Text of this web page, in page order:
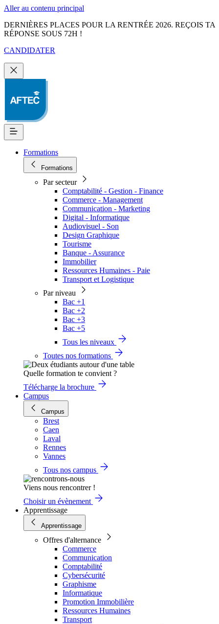
Aller au contenu principal
DERNIÈRES PLACES POUR LA RENTRÉE 2026. REÇOIS TA
RÉPONSE SOUS 72H !
CANDIDATER
Formations
Formations
Par secteur
Comptabilité - Gestion - Finance
Commerce - Management
Communication - Marketing
Digital - Informatique
Audiovisuel - Son
Design Graphique
Tourisme
Banque - Assurance
Immobilier
Ressources Humaines - Paie
Transport et Logistique
Par niveau
Bac +1
Bac +2
Bac +3
Bac +5
Tous les niveaux
Toutes nos formations
Quelle formation te convient ?
Télécharge la brochure
Campus
Campus
Brest
Caen
Laval
Rennes
Vannes
Tous nos campus
Viens nous rencontrer !
Choisir un évènement
Apprentissage
Apprentissage
Offres d'alternance
Commerce
Communication
Comptabilité
Cybersécurité
Graphisme
Informatique
Promotion Immobilière
Ressources Humaines
Transport